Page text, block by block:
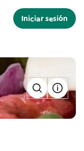
Iniciar sesión